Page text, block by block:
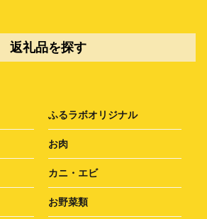
返礼品を探す
ふるラボオリジナル
お肉
カニ・エビ
お野菜類